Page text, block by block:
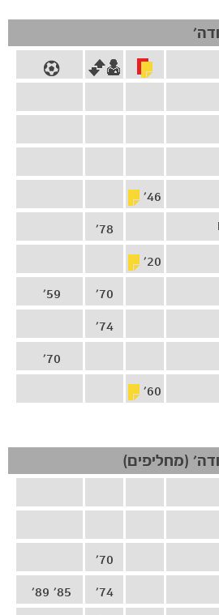
46'
78'
20'
59'
70'
74'
70'
60'
(מחליפים)
70'
85' 89'
74'